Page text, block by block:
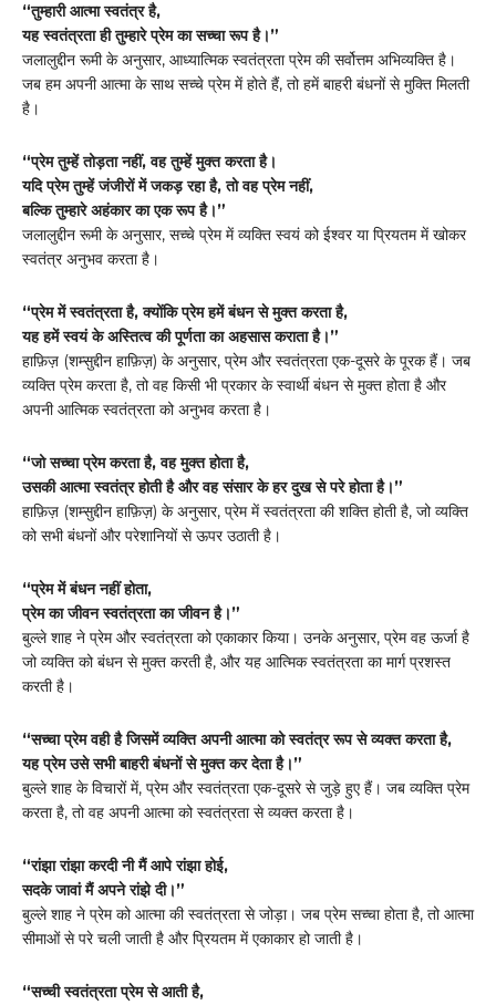
“तुम्हारी आत्मा स्वतंत्र है,
यह स्वतंत्रता ही तुम्हारे प्रेम का सच्चा रूप है।”
जलालुद्दीन रूमी के अनुसार, आध्यात्मिक स्वतंत्रता प्रेम की सर्वोत्तम अभिव्यक्ति है।
जब हम अपनी आत्मा के साथ सच्चे प्रेम में होते हैं, तो हमें बाहरी बंधनों से मुक्ति मिलती
है।
“प्रेम तुम्हें तोड़ता नहीं, वह तुम्हें मुक्त करता है।
यदि प्रेम तुम्हें जंजीरों में जकड़ रहा है, तो वह प्रेम नहीं,
बल्कि तुम्हारे अहंकार का एक रूप है।”
जलालुद्दीन रूमी के अनुसार, सच्चे प्रेम में व्यक्ति स्वयं को ईश्वर या प्रियतम में खोकर
स्वतंत्र अनुभव करता है।
“प्रेम में स्वतंत्रता है, क्योंकि प्रेम हमें बंधन से मुक्त करता है,
यह हमें स्वयं के अस्तित्व की पूर्णता का अहसास कराता है।”
हाफ़िज़ (शम्सुद्दीन हाफ़िज़) के अनुसार, प्रेम और स्वतंत्रता एक-दूसरे के पूरक हैं। जब
व्यक्ति प्रेम करता है, तो वह किसी भी प्रकार के स्वार्थी बंधन से मुक्त होता है और
अपनी आत्मिक स्वतंत्रता को अनुभव करता है।
“जो सच्चा प्रेम करता है, वह मुक्त होता है,
उसकी आत्मा स्वतंत्र होती है और वह संसार के हर दुख से परे होता है।”
हाफ़िज़ (शम्सुद्दीन हाफ़िज़) के अनुसार, प्रेम में स्वतंत्रता की शक्ति होती है, जो व्यक्ति
को सभी बंधनों और परेशानियों से ऊपर उठाती है।
“प्रेम में बंधन नहीं होता,
प्रेम का जीवन स्वतंत्रता का जीवन है।”
बुल्ले शाह ने प्रेम और स्वतंत्रता को एकाकार किया। उनके अनुसार, प्रेम वह ऊर्जा है
जो व्यक्ति को बंधन से मुक्त करती है, और यह आत्मिक स्वतंत्रता का मार्ग प्रशस्त
करती है।
“सच्चा प्रेम वही है जिसमें व्यक्ति अपनी आत्मा को स्वतंत्र रूप से व्यक्त करता है,
यह प्रेम उसे सभी बाहरी बंधनों से मुक्त कर देता है।”
बुल्ले शाह के विचारों में, प्रेम और स्वतंत्रता एक-दूसरे से जुड़े हुए हैं। जब व्यक्ति प्रेम
करता है, तो वह अपनी आत्मा को स्वतंत्रता से व्यक्त करता है।
“रांझा रांझा करदी नी मैं आपे रांझा होई,
सदके जावां मैं अपने रांझे दी।”
बुल्ले शाह ने प्रेम को आत्मा की स्वतंत्रता से जोड़ा। जब प्रेम सच्चा होता है, तो आत्मा
सीमाओं से परे चली जाती है और प्रियतम में एकाकार हो जाती है।
“सच्ची स्वतंत्रता प्रेम से आती है,